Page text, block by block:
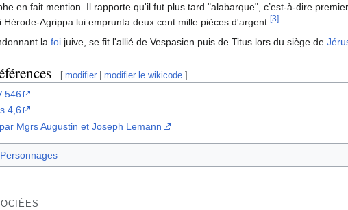
en fait mention. Il rapporte qu'il fut plus tard "alabarque", c’est-à-dire
Hérode-Agrippa lui emprunta deux cent mille pièces d'argent. [3]
la foi juive, se fit l'allié de Vespasien puis de Titus lors du siège de
[ modifier |modifier le wikicode ]
546
4,6
Mgrs Augustin et Joseph Lemann
Personnages